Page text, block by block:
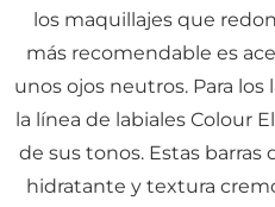
los maquillajes que
más recomendable es
unos ojos neutros. Para
la línea de labiales Colour
de sus tonos. Estas barras
hidratante y textura